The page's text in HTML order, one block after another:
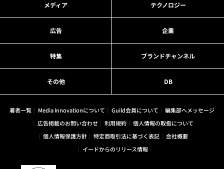
メディア テクノロジー
広告 企業
特集 ブランドチャンネル
その他 DB
著者一覧 Media Innovationについて Guild会員について
編集部へメッセージ
広告掲載のお問い合わせ
利用規約
個人情報の取扱について
個人情報保護方針
特定商取引法に基づく表記
会社概要
イードからのリリース情報